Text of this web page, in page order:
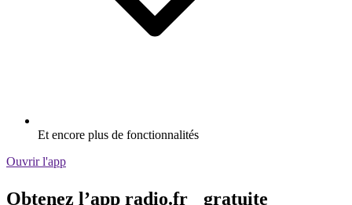
Et encore plus de fonctionnalités
Ouvrir l'app
Obtenez l’app radio.fr gratuite